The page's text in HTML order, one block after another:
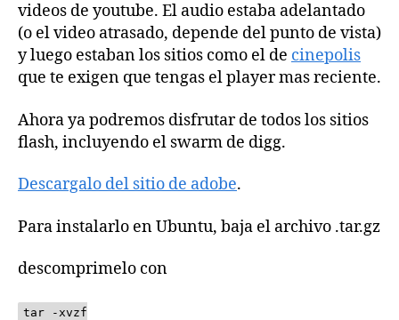
videos de youtube. El audio estaba adelantado
(o el video atrasado, depende del punto de vista)
y luego estaban los sitios como el de cinepolis
que te exigen que tengas el player mas reciente.
Ahora ya podremos disfrutar de todos los sitios
flash, incluyendo el swarm de digg.
Descargalo del sitio de adobe.
Para instalarlo en Ubuntu, baja el archivo .tar.gz
descomprimelo con
tar -xvzf